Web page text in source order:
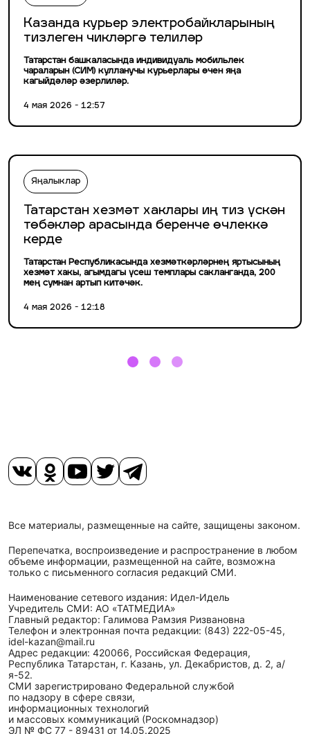
Казанда курьер электробайкларының
тизлеген чикләргә телиләр
Татарстан башкаласында индивидуаль мобильлек
чараларын (СИМ) кулланучы курьерлары өчен яңа
кагыйдәләр әзерлиләр.
4 мая 2026 - 12:57
Яңалыклар
Татарстан хезмәт хаклары иң тиз үскән
төбәкләр арасында беренче өчлеккә
керде
Татарстан Республикасында хезмәткәрләрнең яртысының
хезмәт хакы, агымдагы үсеш темплары сакланганда, 200
мең сумнан артып китәчәк.
4 мая 2026 - 12:18
Все материалы, размещенные на сайте, защищены законом.
Перепечатка, воспроизведение и распространение в любом
объеме информации, размещенной на сайте, возможна
только с письменного согласия редакций СМИ.
Наименование сетевого издания: Идел-Идель
Учредитель СМИ: АО «ТАТМЕДИА»
Главный редактор: Галимова Рамзия Ризвановна
Телефон и электронная почта редакции: (843) 222-05-45,
idel-kazan@mail.ru
Адрес редакции: 420066, Российская Федерация,
Республика Татарстан, г. Казань, ул. Декабристов, д. 2, а/
я-52.
СМИ зарегистрировано Федеральной службой
по надзору в сфере связи,
информационных технологий
и массовых коммуникаций (Роскомнадзор)
ЭЛ № ФС 77 - 89431 от 14.05.2025